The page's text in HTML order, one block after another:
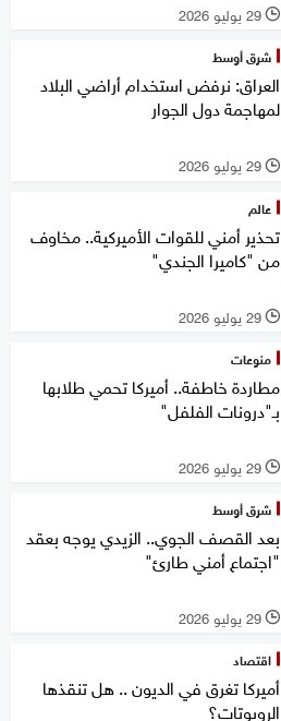
l 29 يوليو 2026
شرق أوسط
العراق: نرفض استخدام أراضي البلاد
لمهاجمة دول الجوار
l 29 يوليو 2026
عالم
تحذير أمني للقوات الأميركية.. مخاوف
من "كاميرا الجندي"
l 29 يوليو 2026
منوعات
مطاردة خاطفة.. أميركا تحمي طلابها
بـ"درونات الفلفل"
l 29 يوليو 2026
شرق أوسط
بعد القصف الجوي.. الزيدي يوجه بعقد
"اجتماع أمني طارئ"
l 29 يوليو 2026
اقتصاد
أميركا تغرق في الديون .. هل تنقذها
الروبوتات؟